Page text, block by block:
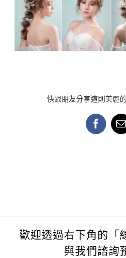
快跟朋友分享這則美麗
歡迎透過右下角的「
與我們諮詢